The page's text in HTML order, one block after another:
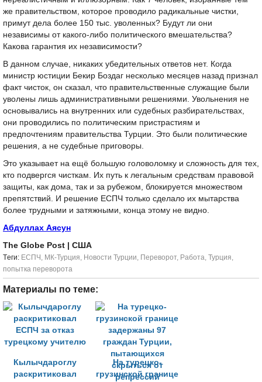
же правительством, которое проводило радикальные чистки,
примут дела более 150 тыс. уволенных? Будут ли они
независимы от какого-либо политического вмешательства?
Какова гарантия их независимости?
В данном случае, никаких убедительных ответов нет. Когда
министр юстиции Бекир Боздаг несколько месяцев назад признал
факт чисток, он сказал, что правительственные служащие были
уволены лишь административными решениями. Увольнения не
основывались на внутренних или судебных разбирательствах,
они проводились по политическим пристрастиям и
предпочтениям правительства Турции. Это были политические
решения, а не судебные приговоры.
Это указывает на ещё большую головоломку и сложность для тех,
кто подвергся чисткам. Их путь к легальным средствам правовой
защиты, как дома, так и за рубежом, блокируется множеством
препятствий. И решение ЕСПЧ только сделало их мытарства
более трудными и затяжными, конца этому не видно.
Абдуллах Аясун
The Globe Post
| США
Tеги: ЕСПЧ , МК-Турция, Новости Турции, Переворот, Работа, Турция,
попытка переворота
Материалы по теме:
Кылычдароглу
раскритиковал
На турецко-
грузинской границе